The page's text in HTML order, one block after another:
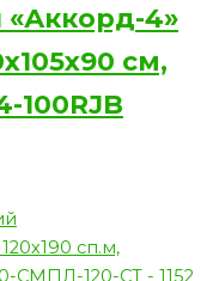
4»
см,
100RJB